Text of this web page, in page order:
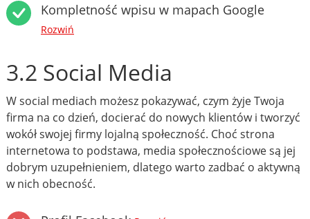
Kompletność wpisu w mapach Google
Rozwiń
3.2 Social Media
W social mediach możesz pokazywać, czym żyje Twoja
firma na co dzień, docierać do nowych klientów i tworzyć
wokół swojej firmy lojalną społeczność. Choć strona
internetowa to podstawa, media społecznościowe są jej
dobrym uzupełnieniem, dlatego warto zadbać o aktywną
w nich obecność.